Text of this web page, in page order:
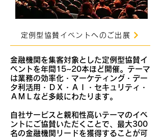
定例型協賛イベントへのご出展
金融機関を集客対象とした定例型協賛イ
ベントを年間15~20本ほど開催。テーマ
は業務の効率化・マーケティング・デー
タ利活用・ＤＸ・ＡＩ・セキュリティ・
ＡＭＬなど多岐にわたります。
自社サービスと親和性高いテーマのイベ
ントにご協賛いただくことで、最大300
名の金融機関リードを獲得することが可